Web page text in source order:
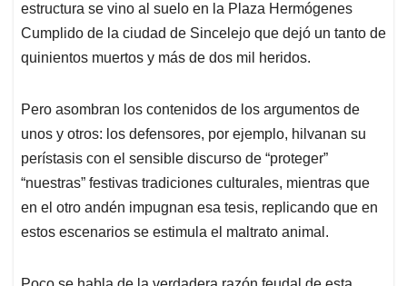
estructura se vino al suelo en la Plaza Hermógenes
Cumplido de la ciudad de Sincelejo que dejó un tanto de
quinientos muertos y más de dos mil heridos.
Pero asombran los contenidos de los argumentos de
unos y otros: los defensores, por ejemplo, hilvanan su
perístasis con el sensible discurso de “proteger”
“nuestras” festivas tradiciones culturales, mientras que
en el otro andén impugnan esa tesis, replicando que en
estos escenarios se estimula el maltrato animal.